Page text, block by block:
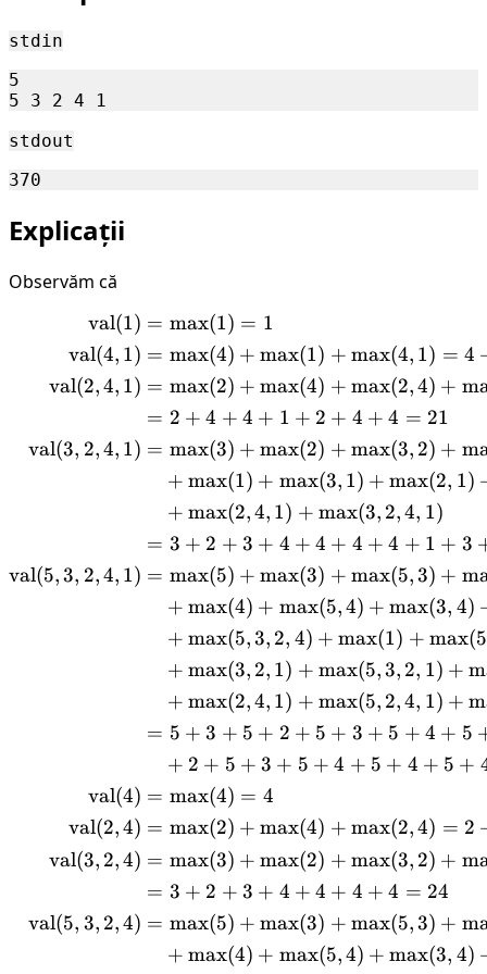
stdin
5
stdout
Explicații
Observăm că
\begin{aligned}
val(1)
val(4, 1)
val(2,4, 1)
val(3, 2,4, 1)
val(5,3, 2,4, 1)
val(4)
val(2,4)
val(3, 2,4)
val(5, 3, 2,4)
= max(1) = 1
= max(4) + max(1) + max(4, 1) = 4
= max(2) + max(4) + max(2,4) +
= 2 + 4 + 4 + 1 + 2 + 4 + 4 = 21
= max(3) + max(2) + max(3, 2) +
+ max(1) + max(3, 1) + max(2, 1)
+ max(2,4, 1) + max(3, 2, 4, 1)
= 3 + 2 + 3 + 4 + 4 + 4 + 4 + 1 + 3
= max(5) + max(3) + max(5,3) +
+ max(4) + max(5,4) + max(3, 4)
+ max(5,3, 2, 4) + max(1) + max(5
+ max(3, 2, 1) + max(5,3, 2, 1) +
+ max(2,4, 1) + max(5, 2, 4, 1) +
= 5 + 3 + 5 + 2 + 5 + 3 + 5 + 4 + 5
+ 2 + 5 + 3 + 5 + 4 + 5 + 4 + 5 +
= max(4) = 4
= max(2) + max(4) + max(2,4) = 2
= max(3) + max(2) + max(3, 2) +
= 3 + 2 + 3 + 4 + 4 + 4 + 4 = 24
= max(5) + max(3) + max(5,3) +
+ max(4) + max(5,4) + max(3, 4)